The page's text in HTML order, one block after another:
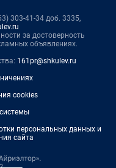
303-41-34 доб. 3335,
за достоверность
объявлениях.
161pr@shkulev.ru
cookies
персональных данных и
сайта